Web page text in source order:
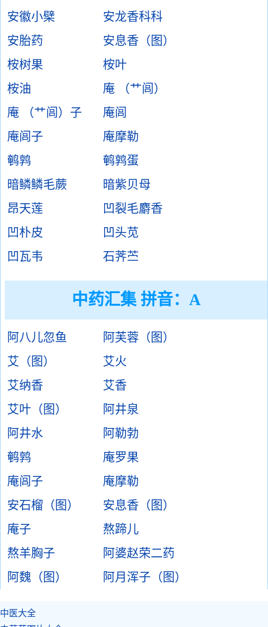
安徽小檗
安龙香科科
安胎药
安息香（图）
桉树果
桉叶
桉油
庵 （艹闾）
庵 （艹闾）子
庵闾
庵闾子
庵摩勒
鹌鹑
鹌鹑蛋
暗鳞鳞毛蕨
暗紫贝母
昂天莲
凹裂毛麝香
凹朴皮
凹头苋
凹瓦韦
石荠苎
中药汇集 拼音：A
阿八儿忽鱼
阿芙蓉（图）
艾（图）
艾火
艾纳香
艾香
艾叶（图）
阿井泉
阿井水
阿勒勃
鹌鹑
庵罗果
庵闾子
庵摩勒
安石榴（图）
安息香（图）
庵子
熬蹄儿
熬羊胸子
阿婆赵荣二药
阿魏（图）
阿月浑子（图）
中医大全